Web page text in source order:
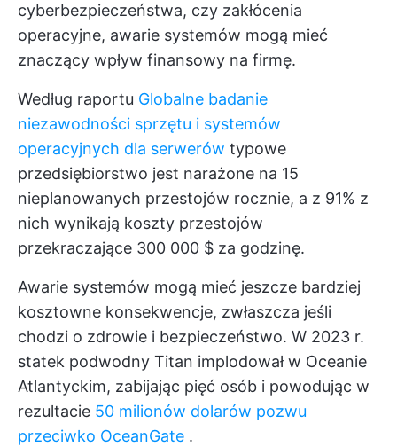
cyberbezpieczeństwa, czy zakłócenia
operacyjne, awarie systemów mogą mieć
znaczący wpływ finansowy na firmę.
Według raportu Globalne badanie
niezawodności sprzętu i systemów
operacyjnych dla serwerów typowe
przedsiębiorstwo jest narażone na 15
nieplanowanych przestojów rocznie, a z 91% z
nich wynikają koszty przestojów
przekraczające 300 000 $ za godzinę.
Awarie systemów mogą mieć jeszcze bardziej
kosztowne konsekwencje, zwłaszcza jeśli
chodzi o zdrowie i bezpieczeństwo. W 2023 r.
statek podwodny Titan implodował w Oceanie
Atlantyckim, zabijając pięć osób i powodując w
rezultacie 50 milionów dolarów pozwu
przeciwko OceanGate .